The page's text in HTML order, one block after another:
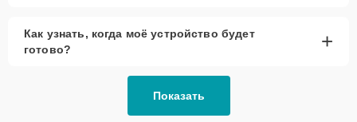
Как узнать, когда моё устройство будет
готово?
+
Показать